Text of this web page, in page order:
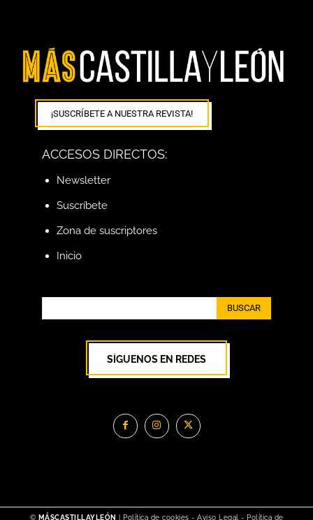
¡SUSCRÍBETE A NUESTRA REVISTA!
ACCESOS DIRECTOS:
Newsletter
Suscríbete
Zona de suscriptores
Inicio
BUSCAR
SÍGUENOS EN REDES
© MÁSCASTILLAYLEÓN Política de cookies - Aviso Legal - Política de